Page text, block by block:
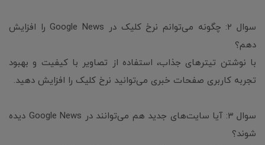
سوال ۲: چگونه می‌توانم نرخ کلیک در Google News را افزایش
دهم؟
با نوشتن تیترهای جذاب، استفاده از تصاویر با کیفیت و بهبود
تجربه کاربری صفحات خبری می‌توانید نرخ کلیک را افزایش دهید.
سوال ۳: آیا سایت‌های جدید هم می‌توانند در Google News دیده
شوند؟